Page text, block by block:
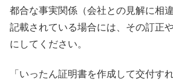
都合な事実関係（会社との見解に相
記載されている場合には、その訂正
にしてください。
「いったん証明書を作成して交付す